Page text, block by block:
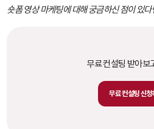
숏폼 영상 마케팅에 대해 궁금하신 점이 있
무료 컨설팅 받아보
무료 컨설팅 신청